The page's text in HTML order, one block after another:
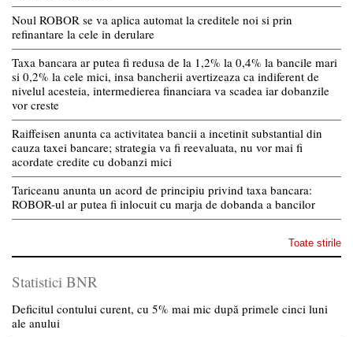
Noul ROBOR se va aplica automat la creditele noi si prin
refinantare la cele in derulare
Taxa bancara ar putea fi redusa de la 1,2% la 0,4% la bancile mari
si 0,2% la cele mici, insa bancherii avertizeaza ca indiferent de
nivelul acesteia, intermedierea financiara va scadea iar dobanzile
vor creste
Raiffeisen anunta ca activitatea bancii a incetinit substantial din
cauza taxei bancare; strategia va fi reevaluata, nu vor mai fi
acordate credite cu dobanzi mici
Tariceanu anunta un acord de principiu privind taxa bancara:
ROBOR-ul ar putea fi inlocuit cu marja de dobanda a bancilor
Toate stirile
Statistici BNR
Deficitul contului curent, cu 5% mai mic după primele cinci luni
ale anului